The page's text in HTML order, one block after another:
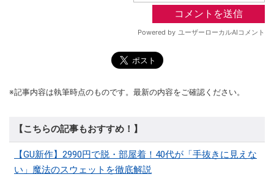
※記事内容は執筆時点のものです。最新の内容をご確認ください。
【こちらの記事もおすすめ！】
【GU新作】2990円で脱・部屋着！40代が「手抜きに見えな
い」魔法のスウェットを徹底解説